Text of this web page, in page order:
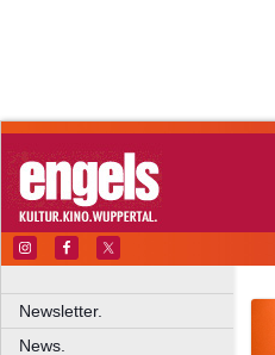
Newsletter.
News.